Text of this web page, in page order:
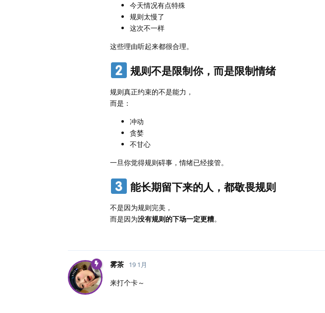
今天情况有点特殊
规则太慢了
这次不一样
这些理由听起来都很合理。
规则不是限制你，而是限制情绪
规则真正约束的不是能力，
而是：
冲动
贪婪
不甘心
一旦你觉得规则碍事，情绪已经接管。
能长期留下来的人，都敬畏规则
不是因为规则完美，
而是因为没有规则的下场一定更糟。
雾茶 19 1月
来打个卡～